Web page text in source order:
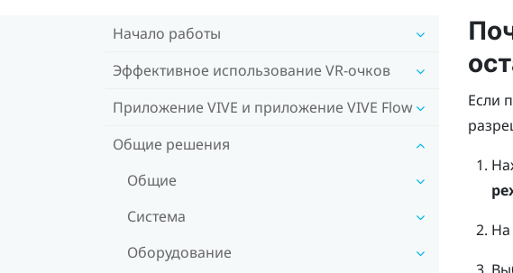
Начало работы
Эффективное использование VR-очков
Приложение VIVE и приложение VIVE Flow
Общие решения
Общие
Система
Оборудование
Если
На